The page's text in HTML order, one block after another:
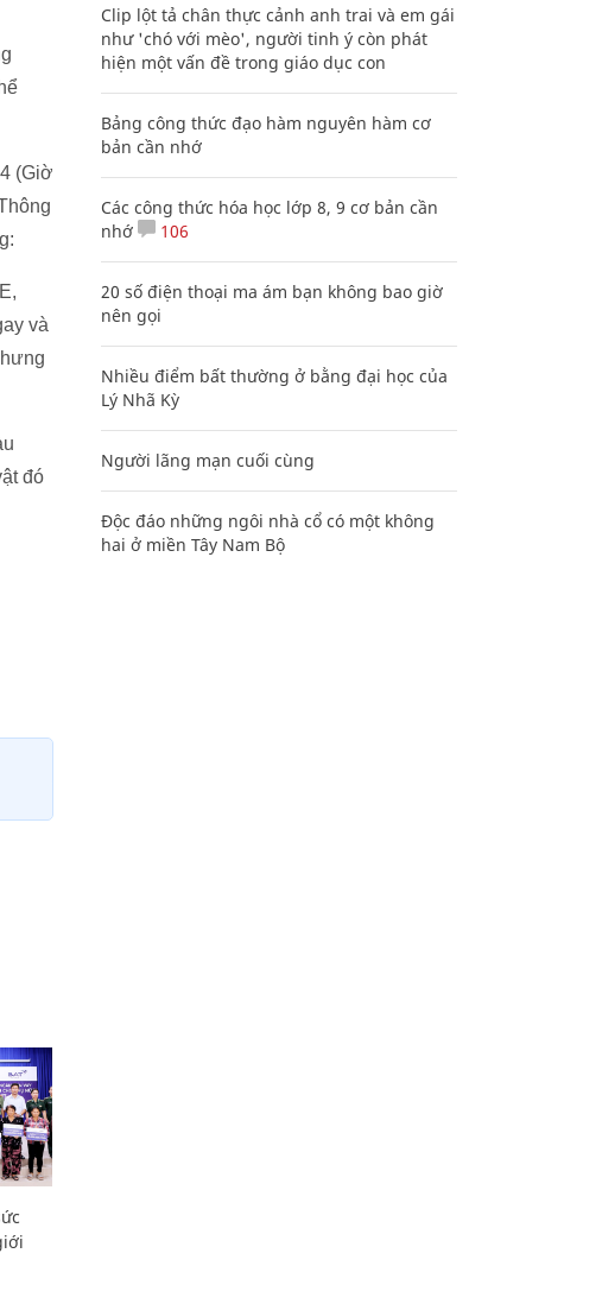
(Giờ
và
đó
Clip lột tả chân thực cảnh anh trai và em gái
như 'chó với mèo', người tinh ý còn phát
hiện một vấn đề trong giáo dục con
Bảng công thức đạo hàm nguyên hàm cơ
bản cần nhớ
Các công thức hóa học lớp 8, 9 cơ bản cần
nhớ
106
20 số điện thoại ma ám bạn không bao giờ
nên gọi
Nhiều điểm bất thường ở bằng đại học của
Lý Nhã Kỳ
Người lãng mạn cuối cùng
Độc đáo những ngôi nhà cổ có một không
hai ở miền Tây Nam Bộ